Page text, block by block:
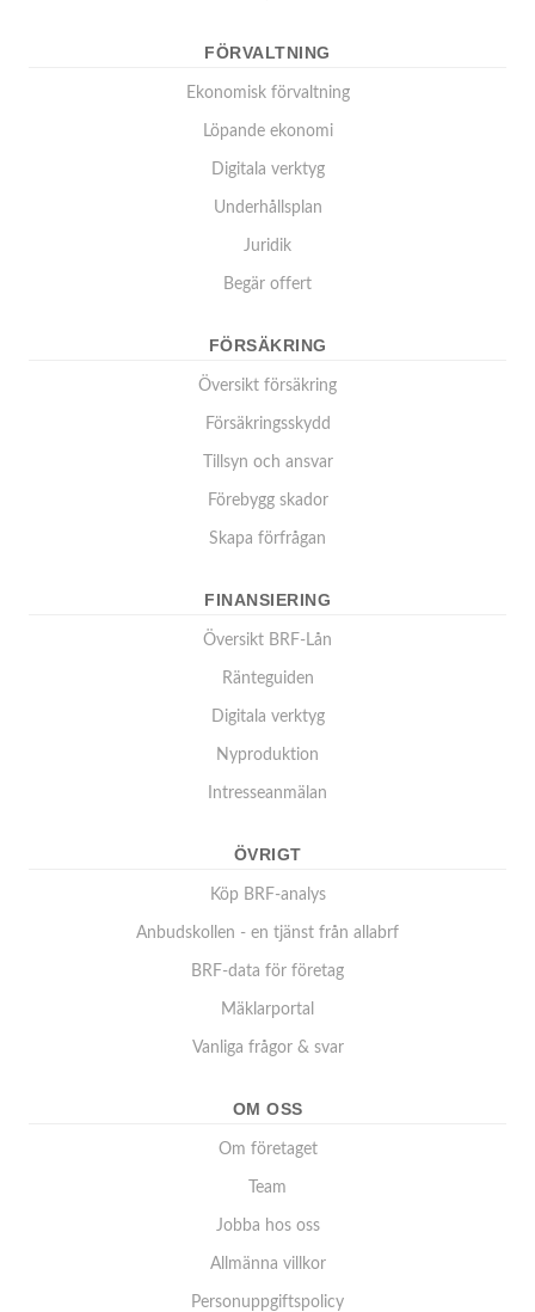
FÖRVALTNING
Ekonomisk förvaltning
Löpande ekonomi
Digitala verktyg
Underhållsplan
Juridik
Begär offert
FÖRSÄKRING
Översikt försäkring
Försäkringsskydd
Tillsyn och ansvar
Förebygg skador
Skapa förfrågan
FINANSIERING
Översikt BRF-Lån
Ränteguiden
Digitala verktyg
Nyproduktion
Intresseanmälan
ÖVRIGT
Köp BRF-analys
Anbudskollen - en tjänst från allabrf
BRF-data för företag
Mäklarportal
Vanliga frågor & svar
OM OSS
Om företaget
Team
Jobba hos oss
Allmänna villkor
Personuppgiftspolicy